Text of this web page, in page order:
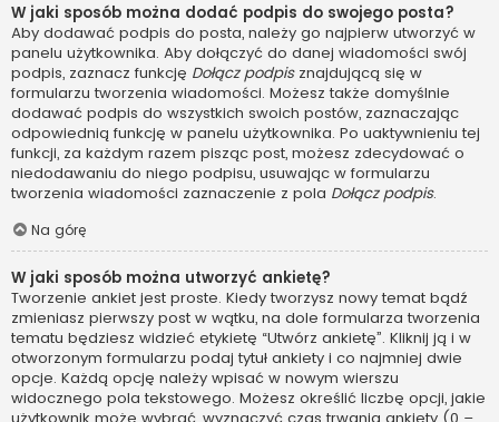
W jaki sposób można dodać podpis do swojego posta?
Aby dodawać podpis do posta, należy go najpierw utworzyć w
panelu użytkownika. Aby dołączyć do danej wiadomości swój
podpis, zaznacz funkcję Dołącz podpisznajdującą się w
formularzu tworzenia wiadomości. Możesz także domyślnie
dodawać podpis do wszystkich swoich postów, zaznaczając
odpowiednią funkcję w panelu użytkownika. Po uaktywnieniu tej
funkcji, za każdym razem pisząc post, możesz zdecydować o
niedodawaniu do niego podpisu, usuwając w formularzu
tworzenia wiadomości zaznaczenie z pola Dołącz podpis.
Na górę
W jaki sposób można utworzyć ankietę?
Tworzenie ankiet jest proste. Kiedy tworzysz nowy temat bądź
zmieniasz pierwszy post w wątku, na dole formularza tworzenia
tematu będziesz widzieć etykietę “Utwórz ankietę”. Kliknij ją i w
otworzonym formularzu podaj tytuł ankiety i co najmniej dwie
opcje. Każdą opcję należy wpisać w nowym wierszu
widocznego pola tekstowego. Możesz określić liczbę opcji, jakie
użytkownik może wybrać, wyznaczyć czas trwania ankiety (0 –